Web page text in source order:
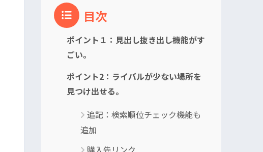
目次
ポイント１：見出し抜き出し機能がす
ごい。
ポイント2：ライバルが少ない場所を
見つけ出せる。
追記：検索順位チェック機能も
追加
購入先リンク